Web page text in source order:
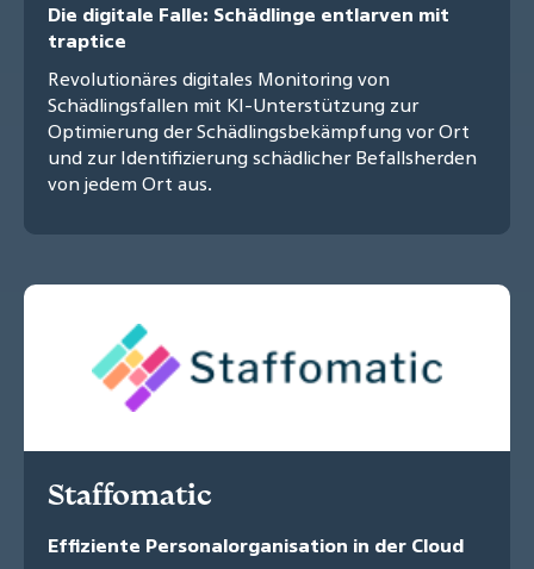
Die digitale Falle: Schädlinge entlarven mit
traptice
Revolutionäres digitales Monitoring von
Schädlingsfallen mit KI-Unterstützung zur
Optimierung der Schädlingsbekämpfung vor Ort
und zur Identifizierung schädlicher Befallsherden
von jedem Ort aus.
Staffomatic
Effiziente Personalorganisation in der Cloud